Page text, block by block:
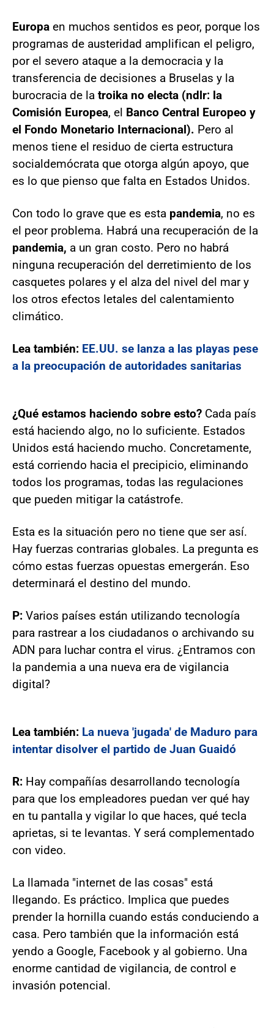
Europa en muchos sentidos es peor, porque los
programas de austeridad amplifican el peligro,
por el severo ataque a la democracia y la
transferencia de decisiones a Bruselas y la
burocracia de la troika no electa (ndlr: la
Comisión Europea, el Banco Central Europeo y
el Fondo Monetario Internacional). Pero al
menos tiene el residuo de cierta estructura
socialdemócrata que otorga algún apoyo, que
es lo que pienso que falta en Estados Unidos.
Con todo lo grave que es esta pandemia, no es
el peor problema. Habrá una recuperación de la
pandemia, a un gran costo. Pero no habrá
ninguna recuperación del derretimiento de los
casquetes polares y el alza del nivel del mar y
los otros efectos letales del calentamiento
climático.
Lea también: EE.UU. se lanza a las playas pese
a la preocupación de autoridades sanitarias
¿Qué estamos haciendo sobre esto? Cada país
está haciendo algo, no lo suficiente. Estados
Unidos está haciendo mucho. Concretamente,
está corriendo hacia el precipicio, eliminando
todos los programas, todas las regulaciones
que pueden mitigar la catástrofe.
Esta es la situación pero no tiene que ser así.
Hay fuerzas contrarias globales. La pregunta es
cómo estas fuerzas opuestas emergerán. Eso
determinará el destino del mundo.
P: Varios países están utilizando tecnología
para rastrear a los ciudadanos o archivando su
ADN para luchar contra el virus. ¿Entramos con
la pandemia a una nueva era de vigilancia
digital?
Lea también: La nueva 'jugada' de Maduro para
intentar disolver el partido de Juan Guaidó
R: Hay compañías desarrollando tecnología
para que los empleadores puedan ver qué hay
en tu pantalla y vigilar lo que haces, qué tecla
aprietas, si te levantas. Y será complementado
con video.
La llamada "internet de las cosas" está
llegando. Es práctico. Implica que puedes
prender la hornilla cuando estás conduciendo a
casa. Pero también que la información está
yendo a Google, Facebook y al gobierno. Una
enorme cantidad de vigilancia, de control e
invasión potencial.